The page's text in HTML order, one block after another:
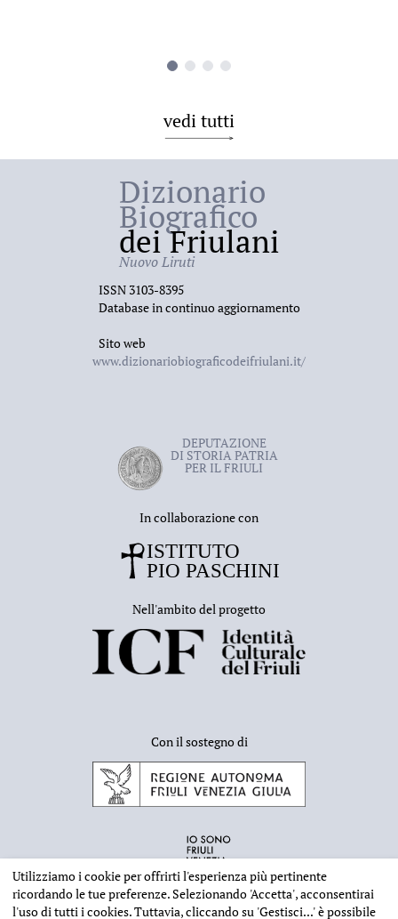
vedi tutti
Dizionario
Biografico
dei Friulani
Nuovo Liruti
ISSN 3103-8395
Database in continuo aggiornamento
Sito web
www.dizionariobiograficodeifriulani.it/
DEPUTAZIONE
DI STORIA PATRIA
PER IL FRIULI
In collaborazione con
Nell'ambito del progetto
Con il sostegno di
Utilizziamo i cookie per offrirti l'esperienza più pertinente
ricordando le tue preferenze. Selezionando 'Accetta', acconsentirai
l'uso di tutti i cookies. Tuttavia, cliccando su 'Gestisci...'è possibile